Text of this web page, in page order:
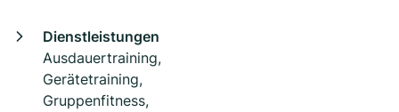
Dienstleistungen
Ausdauertraining,
Gerätetraining,
Gruppenfitness,